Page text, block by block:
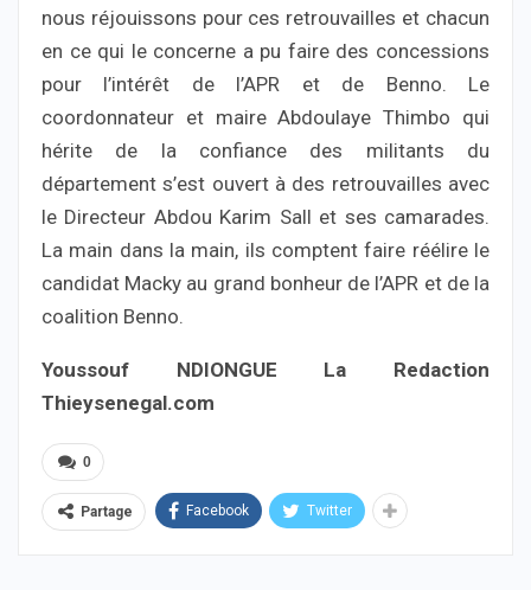
nous réjouissons pour ces retrouvailles et chacun
en ce qui le concerne a pu faire des concessions
pour l’intérêt de l’APR et de Benno. Le
coordonnateur et maire Abdoulaye Thimbo qui
hérite de la confiance des militants du
département s’est ouvert à des retrouvailles avec
le Directeur Abdou Karim Sall et ses camarades.
La main dans la main, ils comptent faire réélire le
candidat Macky au grand bonheur de l’APR et de la
coalition Benno.
Youssouf NDIONGUE La Redaction
Thieysenegal.com
0
Partage Facebook Twitter